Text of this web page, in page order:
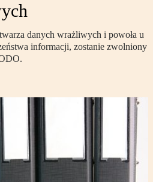
danych wrażliwych i powoła u
informacji, zostanie zwolniony